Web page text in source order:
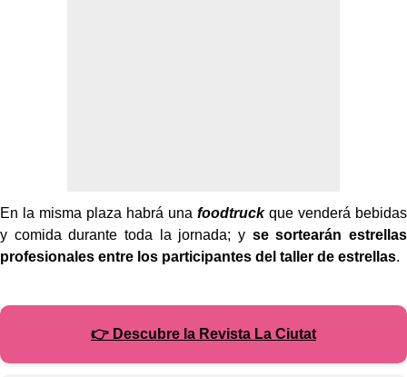
En la misma plaza habrá una foodtruck que venderá bebidas
y comida durante toda la jornada; y se sortearán estrellas
profesionales entre los participantes del taller de estrellas.
👉 Descubre la Revista La Ciutat